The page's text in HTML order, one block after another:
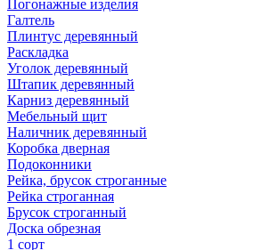
Погонажные изделия
Галтель
Плинтус деревянный
Раскладка
Уголок деревянный
Штапик деревянный
Карниз деревянный
Мебельный щит
Наличник деревянный
Коробка дверная
Подоконники
Рейка, брусок строганные
Рейка строганная
Брусок строганный
Доска обрезная
1 сорт